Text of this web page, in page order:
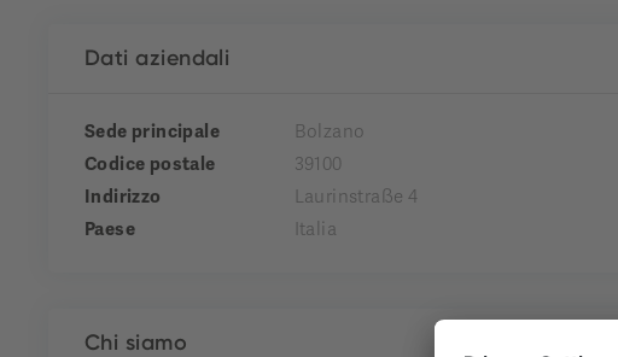
Dati aziendali
Sede principale
Bolzano
Codice postale
39100
Indirizzo
Laurinstraße 4
Paese
Italia
Chi siamo